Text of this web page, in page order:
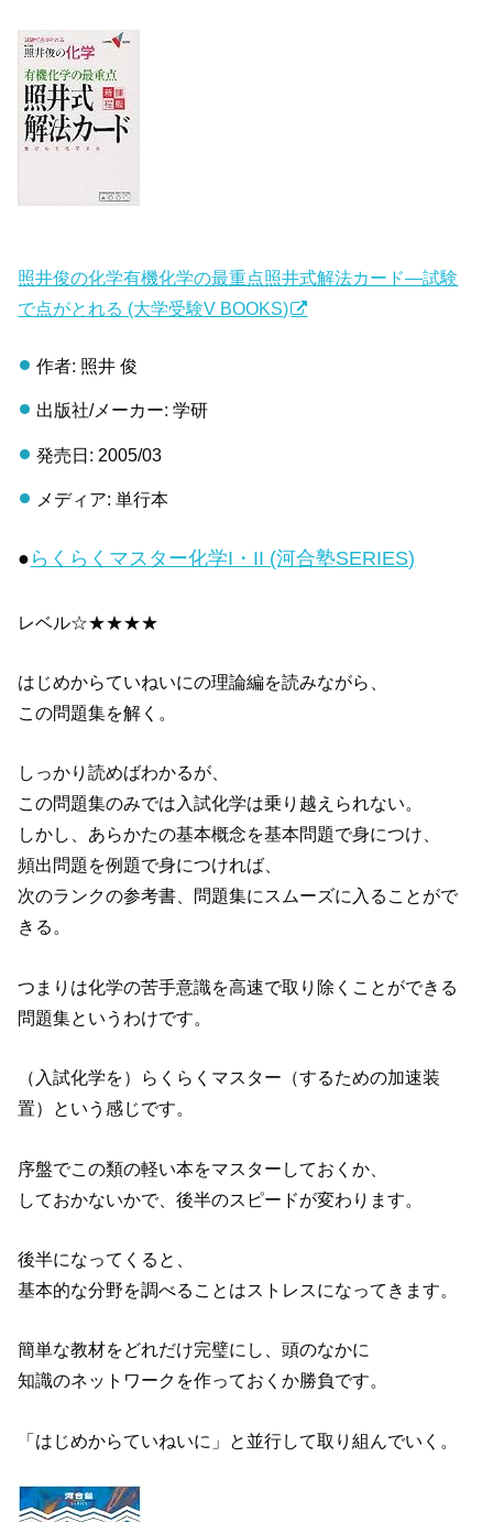
照井俊の化学有機化学の最重点照井式解法カード―試験
で点がとれる (大学受験V BOOKS)
作者: 照井 俊
出版社/メーカー: 学研
発売日: 2005/03
メディア: 単行本
● らくらくマスター化学I・II (河合塾SERIES)
レベル☆★★★★
はじめからていねいにの理論編を読みながら、
この問題集を解く。
しっかり読めばわかるが、
この問題集のみでは入試化学は乗り越えられない。
しかし、あらかたの基本概念を基本問題で身につけ、
頻出問題を例題で身につければ、
次のランクの参考書、問題集にスムーズに入ることがで
きる。
つまりは化学の苦手意識を高速で取り除くことができる
問題集というわけです。
（入試化学を）らくらくマスター（するための加速装
置）という感じです。
序盤でこの類の軽い本をマスターしておくか、
しておかないかで、後半のスピードが変わります。
後半になってくると、
基本的な分野を調べることはストレスになってきます。
簡単な教材をどれだけ完璧にし、頭のなかに
知識のネットワークを作っておくか勝負です。
「はじめからていねいに」と並行して取り組んでいく。